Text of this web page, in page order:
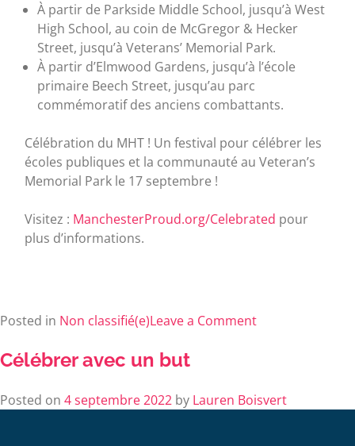
À partir de Parkside Middle School, jusqu’à West
High School, au coin de McGregor & Hecker
Street, jusqu’à Veterans’ Memorial Park.
À partir d’Elmwood Gardens, jusqu’à l’école
primaire Beech Street, jusqu’au parc
commémoratif des anciens combattants.
Célébration du MHT ! Un festival pour célébrer les
écoles publiques et la communauté au Veteran’s
Memorial Park le 17 septembre !
Visitez : ManchesterProud.org/Celebrated pour
plus d’informations.
Posted in Non classifié(e)Leave a Comment
Célébrer avec un but
Posted on 4 septembre 2022 by Lauren Boisvert